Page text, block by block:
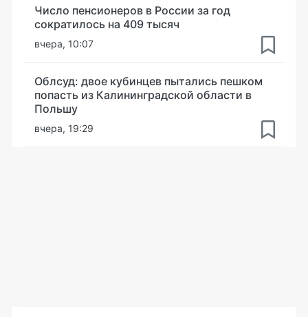
Число пенсионеров в России за год
сократилось на 409 тысяч
вчера, 10:07
Облсуд: двое кубинцев пытались пешком
попасть из Калининградской области в
Польшу
вчера, 19:29